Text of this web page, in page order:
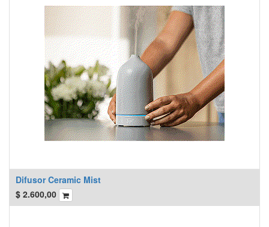
Difusor Ceramic Mist
$ 2.600,00